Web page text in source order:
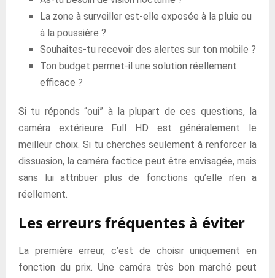
La zone à surveiller est-elle exposée à la pluie ou
à la poussière ?
Souhaites-tu recevoir des alertes sur ton mobile ?
Ton budget permet-il une solution réellement
efficace ?
Si tu réponds “oui” à la plupart de ces questions, la
caméra extérieure Full HD est généralement le
meilleur choix. Si tu cherches seulement à renforcer la
dissuasion, la caméra factice peut être envisagée, mais
sans lui attribuer plus de fonctions qu’elle n’en a
réellement.
Les erreurs fréquentes à éviter
La première erreur, c’est de choisir uniquement en
fonction du prix. Une caméra très bon marché peut